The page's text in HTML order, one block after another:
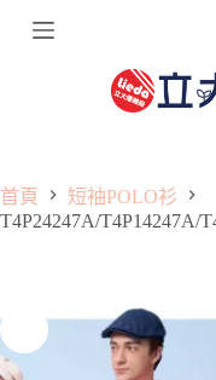
跳
首頁
短袖POLO衫
T4P24247A/T4P14247A/